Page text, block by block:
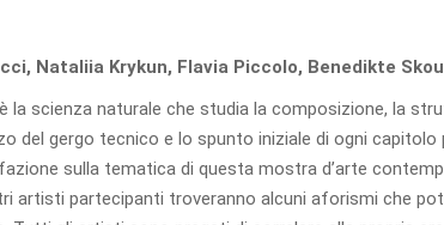
Nataliia Krykun, Flavia Piccolo, Benedikte Skou
la scienza naturale che studia la composizione, la
del gergo tecnico e lo spunto iniziale di ogni
sulla tematica di questa mostra d’arte
artisti partecipanti troveranno alcuni aforismi che